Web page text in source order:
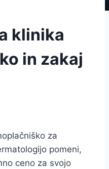
klinika
in zakaj
za
pomeni,
ceno za svojo